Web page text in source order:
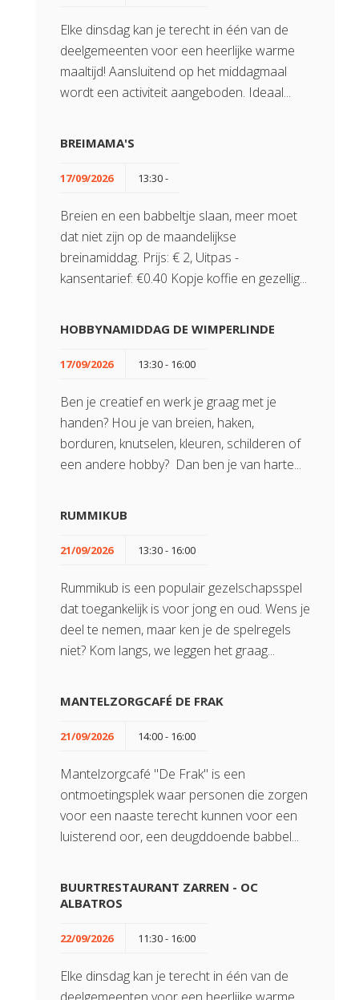
Elke dinsdag kan je terecht in één van de
deelgemeenten voor een heerlijke warme
maaltijd! Aansluitend op het middagmaal
wordt een activiteit aangeboden. Ideaal...
BREIMAMA'S
17/09/2026 13:30 -
Breien en een babbeltje slaan, meer moet
dat niet zijn op de maandelijkse
breinamiddag. Prijs: € 2, Uitpas -
kansentarief: €0.40 Kopje koffie en gezellig...
HOBBYNAMIDDAG DE WIMPERLINDE
17/09/2026 13:30 - 16:00
Ben je creatief en werk je graag met je
handen? Hou je van breien, haken,
borduren, knutselen, kleuren, schilderen of
een andere hobby? Dan ben je van harte...
RUMMIKUB
21/09/2026 13:30 - 16:00
Rummikub is een populair gezelschapsspel
dat toegankelijk is voor jong en oud. Wens je
deel te nemen, maar ken je de spelregels
niet? Kom langs, we leggen het graag...
MANTELZORGCAFÉ DE FRAK
21/09/2026 14:00 - 16:00
Mantelzorgcafé "De Frak" is een
ontmoetingsplek waar personen die zorgen
voor een naaste terecht kunnen voor een
luisterend oor, een deugddoende babbel...
BUURTRESTAURANT ZARREN - OC
ALBATROS
22/09/2026 11:30 - 16:00
Elke dinsdag kan je terecht in één van de